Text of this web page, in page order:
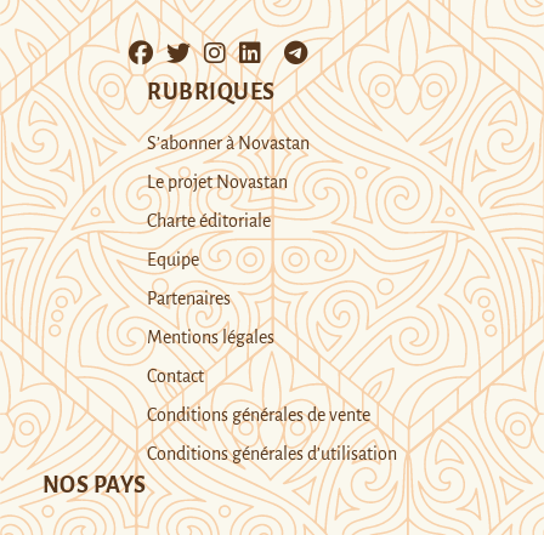
RUBRIQUES
S’abonner à Novastan
Le projet Novastan
Charte éditoriale
Equipe
Partenaires
Mentions légales
Contact
Conditions générales de vente
Conditions générales d’utilisation
NOS PAYS